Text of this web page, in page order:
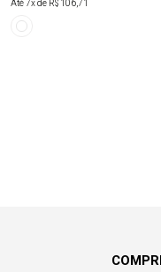
Até7x de R$ 106,71